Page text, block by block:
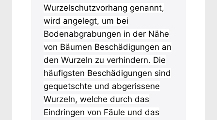
Wurzelschutzvorhang genannt,
wird angelegt, um bei
Bodenabgrabungen in der Nähe
von Bäumen Beschädigungen an
den Wurzeln zu verhindern. Die
häufigsten Beschädigungen sind
gequetschte und abgerissene
Wurzeln, welche durch das
Eindringen von Fäule und das